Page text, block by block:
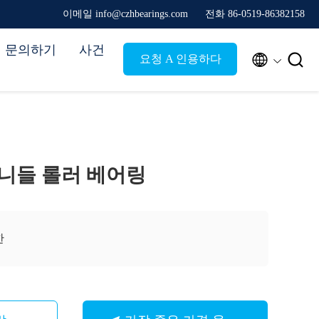
이메일 info@czhbearings.com 전화 86-0519-86382158
문의하기 사건
요청 A 인용하다  
들 롤러 베어링